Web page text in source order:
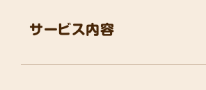
サービス内容